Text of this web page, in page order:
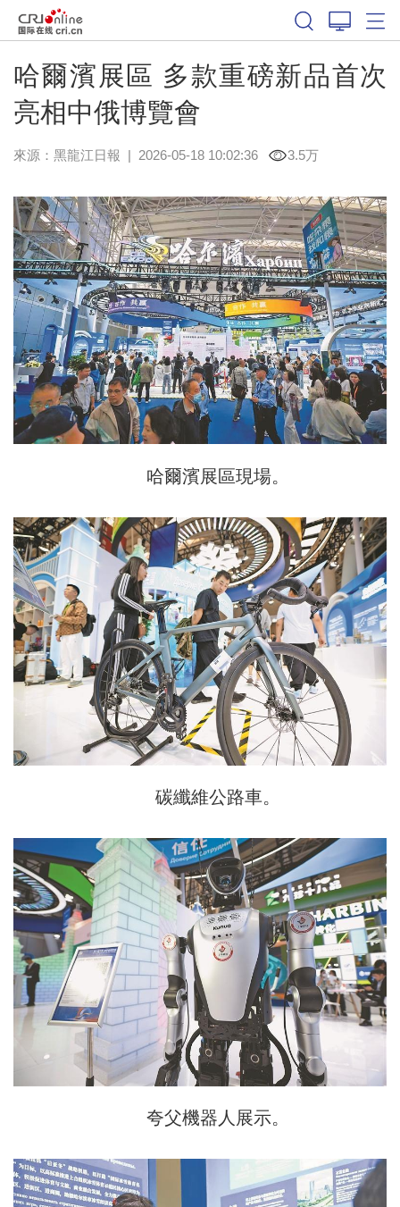
哈爾濱展區 多款重磅新品首次
亮相中俄博覽會
來源： 黑龍江日報 | 2026-05-18 10:02:36 3.5万
哈爾濱展區現場。
碳纖維公路車。
夸父機器人展示。